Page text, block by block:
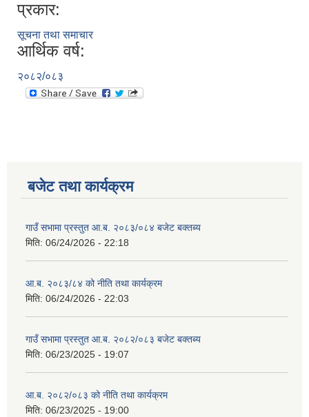
प्रकार:
सूचना तथा समाचार
आर्थिक वर्ष:
२०८२/०८३
बजेट तथा कार्यक्रम
गाउँ सभामा प्रस्तुत आ.ब. २०८३/०८४ बजेट बक्तब्य
मिति: 06/24/2026 - 22:18
आ.ब. २०८३/८४ को नीति तथा कार्यक्रम
मिति: 06/24/2026 - 22:03
गाउँ सभामा प्रस्तुत आ.ब. २०८२/०८३ बजेट बक्तब्य
मिति: 06/23/2025 - 19:07
आ.ब. २०८२/०८३ को नीति तथा कार्यक्रम
मिति: 06/23/2025 - 19:00